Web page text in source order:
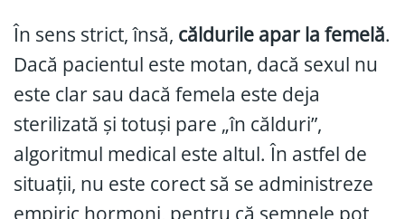
În sens strict, însă, căldurile apar la femelă.
Dacă pacientul este motan, dacă sexul nu
este clar sau dacă femela este deja
sterilizată și totuși pare „în călduri”,
algoritmul medical este altul. În astfel de
situații, nu este corect să se administreze
empiric hormoni, pentru că semnele pot